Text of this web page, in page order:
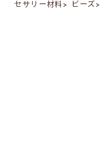
クセサリー材料> ビーズ >